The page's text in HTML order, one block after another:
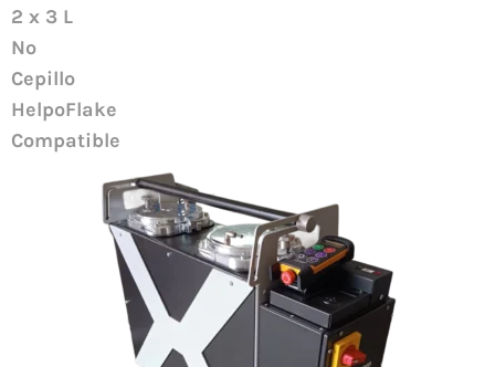
2 x 3 L
No
Cepillo
HelpoFlake
Compatible